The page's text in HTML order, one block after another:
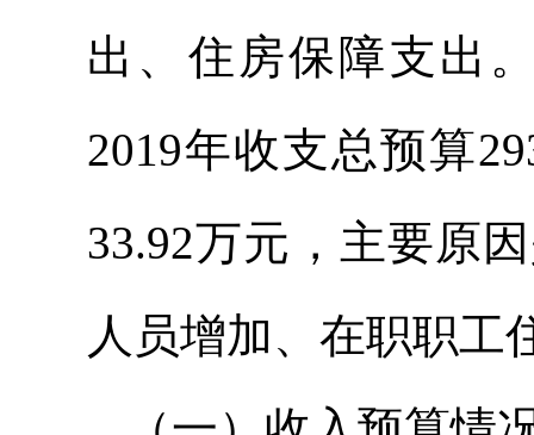
出、住房保障支出
2019年收支总预算
33.92万元，主要原
人员增加、在职职工